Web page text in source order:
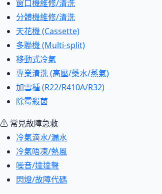
窗口機維修/清洗
分體機維修/清洗
天花機 (Cassette)
多聯機 (Multi-split)
移動式冷氣
專業清洗 (高壓/藥水/蒸氣)
加雪種 (R22/R410A/R32)
除霉殺菌
⚠ 常見故障急救
冷氣滴水/漏水
冷氣唔凍/熱風
噪音/達達聲
閃燈/故障代碼